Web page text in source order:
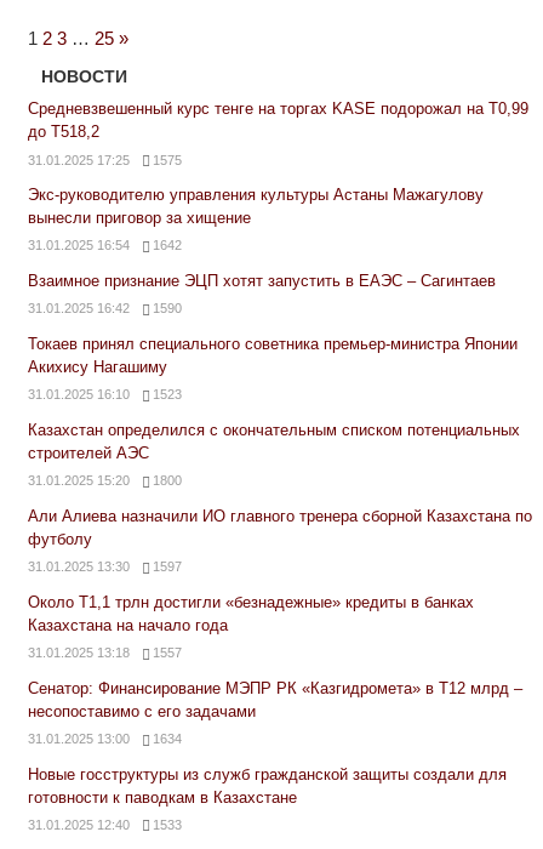
1 2 3 … 25 Next
Posts
»
НОВОСТИ
Средневзвешенный курс тенге на торгах KASE подорожал на Т0,99
до Т518,2
31.01.2025 17:25 1575
Экс-руководителю управления культуры Астаны Мажагулову
вынесли приговор за хищение
31.01.2025 16:54 1642
Взаимное признание ЭЦП хотят запустить в ЕАЭС – Сагинтаев
31.01.2025 16:42 1590
Токаев принял специального советника премьер-министра Японии
Акихису Нагашиму
31.01.2025 16:10 1523
Казахстан определился с окончательным списком потенциальных
строителей АЭС
31.01.2025 15:20 1800
Али Алиева назначили ИО главного тренера сборной Казахстана по
футболу
31.01.2025 13:30 1597
Около Т1,1 трлн достигли «безнадежные» кредиты в банках
Казахстана на начало года
31.01.2025 13:18 1557
Сенатор: Финансирование МЭПР РК «Казгидромета» в Т12 млрд –
несопоставимо с его задачами
31.01.2025 13:00 1634
Новые госструктуры из служб гражданской защиты создали для
готовности к паводкам в Казахстане
31.01.2025 12:40 1533